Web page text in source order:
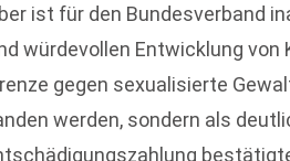
ist für den Bundesverband
würdevollen Entwicklung
gegen sexualisierte
werden, sondern als